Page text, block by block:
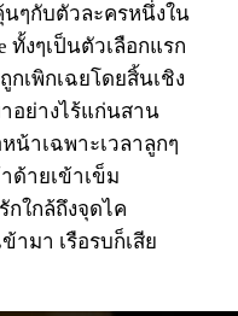
นๆกับตัวละครหนึ่งใน
ทั้งๆเป็นตัวเลือกแรก
เพิกเฉยโดยสิ้นเชิง
อย่างไร้แก่นสาน
น้าเฉพาะเวลาลูกๆ
ด้ายเข้าเข็ม
ใกล้ถึงจุดไค
ามา เรือรบก็เสีย